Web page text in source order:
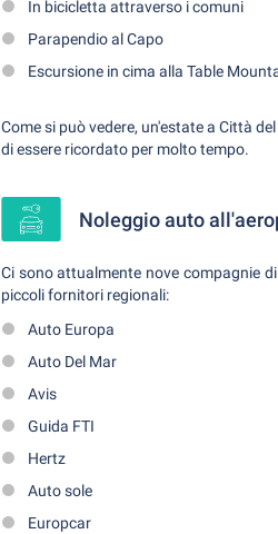
In bicicletta attraverso i comuni
Parapendio al Capo
Escursione in cima alla Table
Come si può vedere, un'estate a Città
di essere ricordato per molto tempo.
Noleggio auto
Ci sono attualmente nove compagnie
piccoli fornitori regionali:
Auto Europa
Auto Del Mar
Avis
Guida FTI
Hertz
Auto sole
Europcar